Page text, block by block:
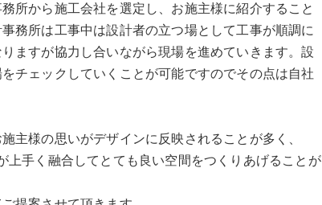
所から施工会社を選定し、お施主様に紹介すること
務所は工事中は設計者の立つ場として工事が順調に
ますが協力し合いながら現場を進めていきます。設
チェックしていくことが可能ですのでその点は自社
主様の思いがデザインに反映されることが多く、
上手く融合してとても良い空間をつくりあげることが